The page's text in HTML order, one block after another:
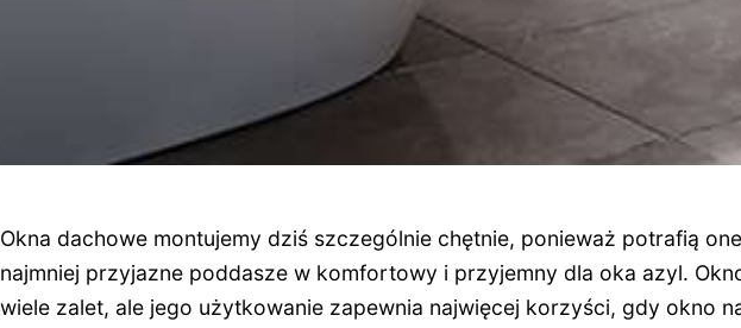
Okna dachowe montujemy dziś szczególnie chętnie, ponieważ potrafią
najmniej przyjazne poddasze w komfortowy i przyjemny dla oka azyl.
wiele zalet, ale jego użytkowanie zapewnia najwięcej korzyści, gdy okno